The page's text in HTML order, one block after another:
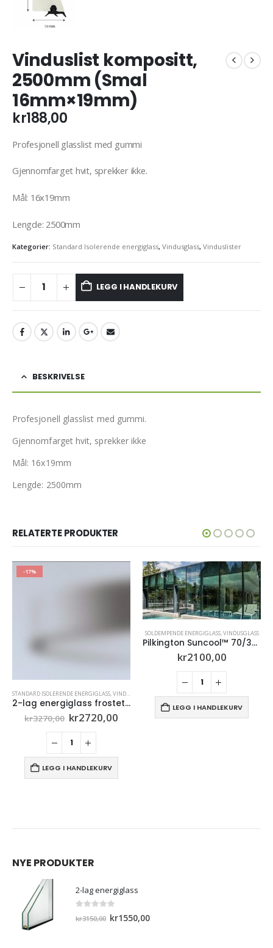
Vinduslist kompositt,
2500mm (Smal
16mm×19mm)
kr188,00
Profesjonell glasslist med gummi
Gjennomfarget hvit, sprekker ikke.
Mål: 16x19mm
Lengde: 2500mm
Kategorier: Standard Isolerende energiglass, Vindusglass, Vinduslister
LEGG I HANDLEKURV
BESKRIVELSE
Profesjonell glasslist med gummi.
Gjennomfarget hvit, sprekker ikke
Mål: 16x19mm
Lengde: 2500mm
RELATERTE PRODUKTER
VINDUSGLASS
kr
LEGG I HANDLEKURV
STANDARD ISOLERENDE ENERGIGLASS
kr325,00
NYE PRODUKTER
2-lag energiglass
out of 5
kr3150,00 Opprinnelig
kr1550,00Nåværende